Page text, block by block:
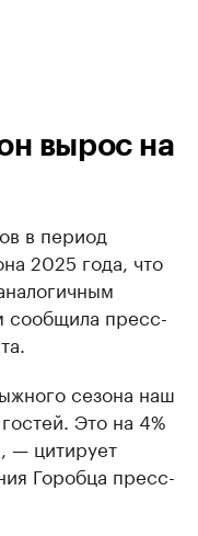
вырос на
в период
2025 года, что
сообщила пресс-
сезона наш
Это на 4%
— цитирует
Горобца пресс-